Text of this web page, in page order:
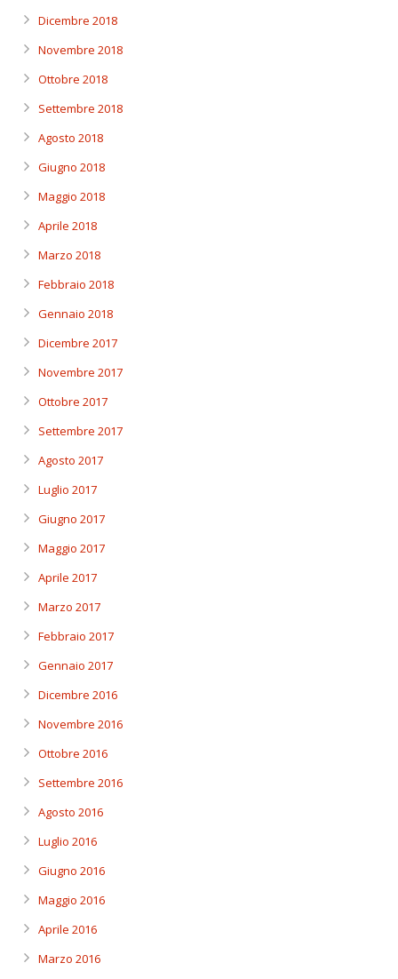
Dicembre 2018
Novembre 2018
Ottobre 2018
Settembre 2018
Agosto 2018
Giugno 2018
Maggio 2018
Aprile 2018
Marzo 2018
Febbraio 2018
Gennaio 2018
Dicembre 2017
Novembre 2017
Ottobre 2017
Settembre 2017
Agosto 2017
Luglio 2017
Giugno 2017
Maggio 2017
Aprile 2017
Marzo 2017
Febbraio 2017
Gennaio 2017
Dicembre 2016
Novembre 2016
Ottobre 2016
Settembre 2016
Agosto 2016
Luglio 2016
Giugno 2016
Maggio 2016
Aprile 2016
Marzo 2016